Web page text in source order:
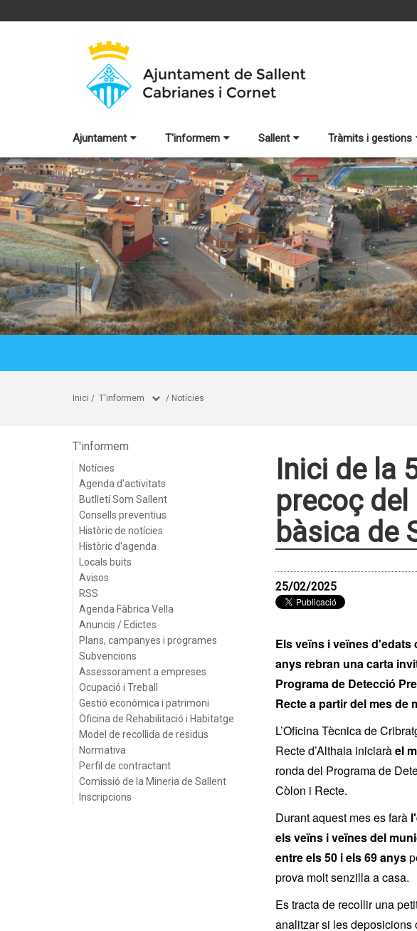
Ajuntament T'informem Sallent Tràmits i gestions
Inici / T'informem / Notícies
T'informem
Notícies
Agenda d'activitats
Butlletí Som Sallent
Consells preventius
Històric de notícies
Històric d'agenda
Locals buits
Avisos
RSS
Agenda Fàbrica Vella
Anuncis / Edictes
Plans, campanyes i programes
Subvencions
Assessorament a empreses
Ocupació i Treball
Gestió econòmica i patrimoni
Oficina de Rehabilitació i Habitatge
Model de recollida de residus
Normativa
Perfil de contractant
Comissió de la Mineria de Sallent
Inscripcions
Inici de la
precoç
bàsica de
25/02/2025
Els veïns i veïnes d'edats
anys rebran una carta
Programa de Detecció
Recte a partir del mes de
L’Oficina Tècnica de
Recte d’Althaia iniciaràel
ronda del Programa de
Còlon i Recte.
Durant aquest mes es farà
els veïns i veïnes del
entre els 50 i els 69 anys
prova molt senzilla a casa.
Es tracta de recollir una
analitzar si les deposicions